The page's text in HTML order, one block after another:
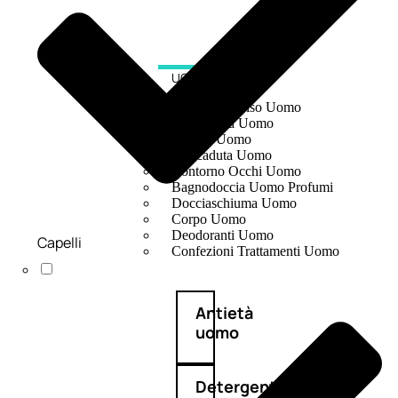
UOMO
Detergente Viso Uomo
Dopobarba Uomo
Antieta Uomo
Anticaduta Uomo
Contorno Occhi Uomo
Bagnodoccia Uomo Profumi
Docciaschiuma Uomo
Corpo Uomo
Deodoranti Uomo
Confezioni Trattamenti Uomo
Antietà
uomo
Detergente
Capelli